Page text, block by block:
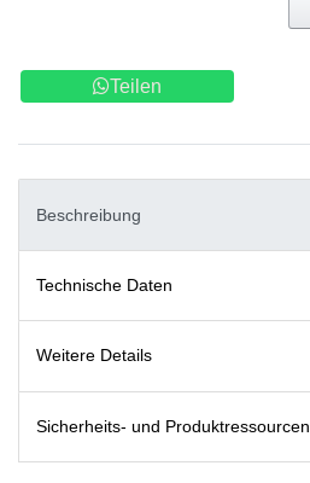
Teilen
Beschreibung
Technische Daten
Weitere Details
Sicherheits- und Produktressourcen